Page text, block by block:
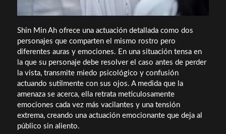
Shin Min Ah ofrece una actuación detallada como dos
personajes que comparten el mismo rostro pero
diferentes auras y emociones. En una situación tensa en
la que su personaje debe resolver el caso antes de perder
la vista, transmite miedo psicológico y confusión
actuando sutilmente con sus ojos. A medida que la
amenaza se acerca, ella retrata meticulosamente
emociones cada vez más vacilantes y una tensión
extrema, creando una actuación emocionante que deja al
público sin aliento.